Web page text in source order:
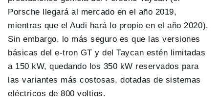
Porsche llegará al mercado en el año 2019,
mientras que el Audi hará lo propio en el año 2020).
Sin embargo, lo más seguro es que las versiones
básicas del e-tron GT y del Taycan estén limitadas
a 150 kW, quedando los 350 kW reservados para
las variantes más costosas, dotadas de sistemas
eléctricos de 800 voltios.